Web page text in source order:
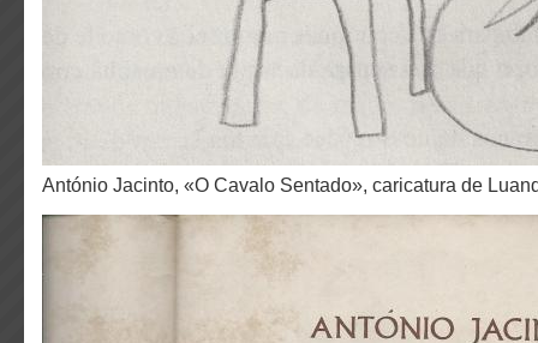
António Jacinto, «O Cavalo Sentado», caricatura de